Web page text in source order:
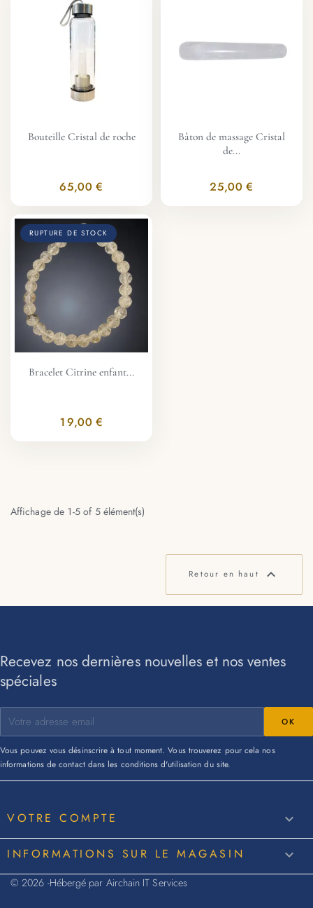
Bouteille Cristal de roche
65,00 €
Bâton de massage Cristal
de...
25,00 €
Bracelet Citrine enfant...
19,00 €
RUPTURE DE STOCK
Affichage de 1-5 of 5 élément(s)
Retour en haut 
Recevez nos dernières nouvelles et nos ventes
spéciales
Vous pouvez vous désinscrire à tout moment. Vous trouverez pour cela nos
informations de contact dans les conditions d'utilisation du site.
VOTRE COMPTE 
INFORMATIONS SUR LE MAGASIN keyboard_arrow_down
© 2026 -Hébergé par Airchain IT Services